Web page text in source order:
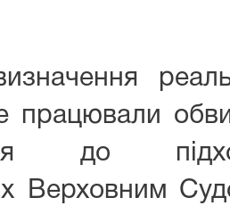
працювали
до
Верховним